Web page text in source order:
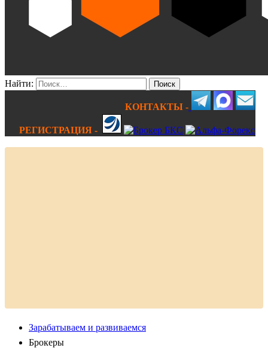
Найти:
КОНТАКТЫ -
РЕГИСТРАЦИЯ -
Зарабатываем и развиваемся
Брокеры